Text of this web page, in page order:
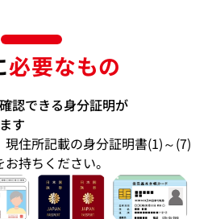
必要なもの
認できる身分証明が
す
住所記載の身分証明書(1)～(7)
持ちください。